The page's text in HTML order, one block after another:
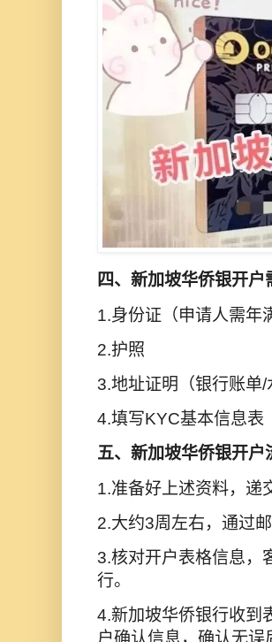
四、新加坡华侨银开户
1.身份证（申请人需年
2.护照
3.地址证明（银行账
4.填写KYC基本信息表
五、新加坡华侨银开户
1.准备好上述资料，递
2.大约3周左右，通过
3.核对开户表格信息，
行。
4.新加坡华侨银行收到
户确认信息，确认无误